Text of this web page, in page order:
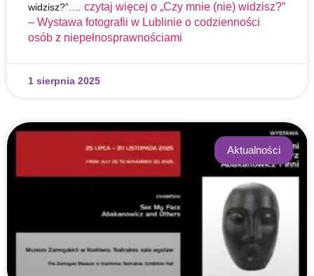
widzisz?”.… czytaj więcej o „Czy mnie (nie) widzisz?”
– Wystawa fotografii w Lublinie o codzienności
osób z niepełnosprawnościami
1 sierpnia 2025
Aktualności